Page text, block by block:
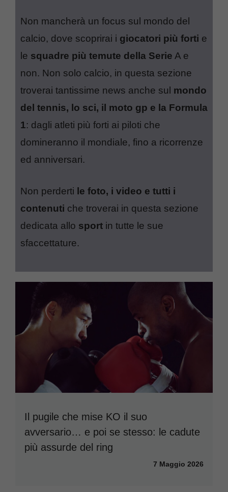
Non mancherà un focus sul mondo del
calcio, dove scoprirai i giocatori più forti e
le squadre più temute della Serie A e
non. Non solo calcio, in questa sezione
troverai tantissime news anche sul mondo
del tennis, lo sci, il moto gp e la Formula
1: dagli atleti più forti ai piloti che
domineranno il mondiale, fino a ricorrenze
ed anniversari.
Non perderti le foto, i video e tutti i
contenuti che troverai in questa sezione
dedicata allo sport in tutte le sue
sfaccettature.
Il pugile che mise KO il suo
avversario… e poi se stesso: le cadute
più assurde del ring
7 Maggio 2026